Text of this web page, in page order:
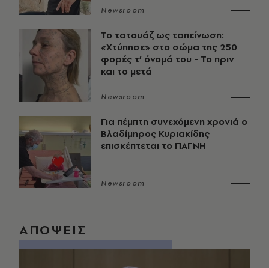
Newsroom
Το τατουάζ ως ταπείνωση:
«Χτύπησε» στο σώμα της 250
φορές τ’ όνομά του - Το πριν
και το μετά
Newsroom
Για πέμπτη συνεχόμενη χρονιά ο
Βλαδίμηρος Κυριακίδης
επισκέπτεται το ΠΑΓΝΗ
Newsroom
ΑΠΟΨΕΙΣ